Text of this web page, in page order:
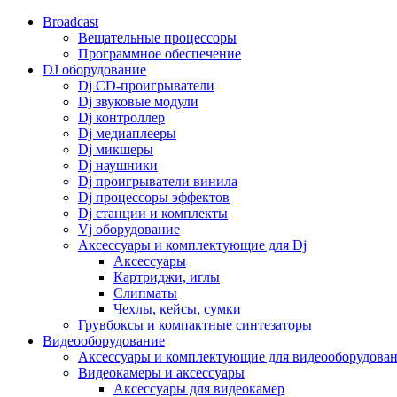
Broadcast
Вещательные процессоры
Программное обеспечение
DJ оборудование
Dj CD-проигрыватели
Dj звуковые модули
Dj контроллер
Dj медиаплееры
Dj микшеры
Dj наушники
Dj проигрыватели винила
Dj процессоры эффектов
Dj станции и комплекты
Vj оборудование
Аксессуары и комплектующие для Dj
Аксессуары
Картриджи, иглы
Слипматы
Чехлы, кейсы, сумки
Грувбоксы и компактные синтезаторы
Видеооборудование
Аксессуары и комплектующие для
Видеокамеры и аксессуары
Аксессуары для видеокамер